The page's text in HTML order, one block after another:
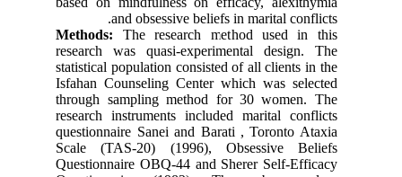
and obsessive beliefs in marital conflicts.
Methods: The research method used in this
research was quasi-experimental design. The
statistical population consisted of all clients in the
Isfahan Counseling Center which was selected
through sampling method for 30 women. The
research instruments included marital conflicts
questionnaire Sanei and Barati , Toronto Ataxia
Scale (TAS-20) (1996), Obsessive Beliefs
Questionnaire OBQ-44 and Sherer Self-Efficacy